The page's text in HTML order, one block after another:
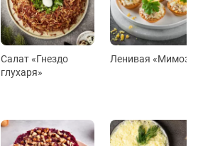
Салат «Гнездо
глухаря»
Ленивая